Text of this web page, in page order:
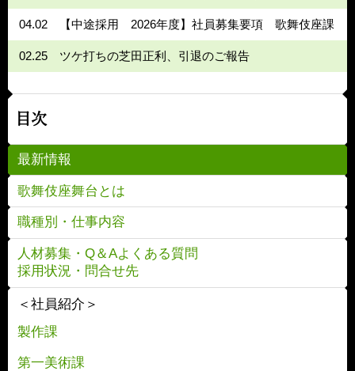
04.02 【中途採用 2026年度】社員募集要項 歌舞伎座課
02.25 ツケ打ちの芝田正利、引退のご報告
目次
最新情報
歌舞伎座舞台とは
職種別・仕事内容
人材募集・Q＆Aよくある質問
採用状況・問合せ先
＜社員紹介＞
製作課
第一美術課